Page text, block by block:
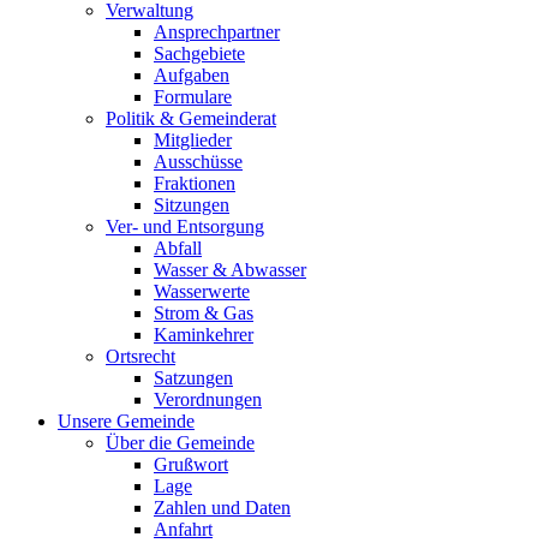
Verwaltung
Ansprechpartner
Sachgebiete
Aufgaben
Formulare
Politik & Gemeinderat
Mitglieder
Ausschüsse
Fraktionen
Sitzungen
Ver- und Entsorgung
Abfall
Wasser & Abwasser
Wasserwerte
Strom & Gas
Kaminkehrer
Ortsrecht
Satzungen
Verordnungen
Unsere Gemeinde
Über die Gemeinde
Grußwort
Lage
Zahlen und Daten
Anfahrt